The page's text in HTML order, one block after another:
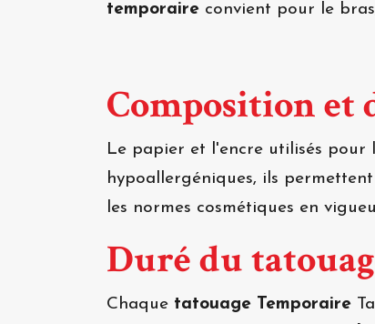
temporaire convient pour le
Composition et
Le papier et l'encre utilisés pour
hypoallergéniques, ils
les normes cosmétiques en
Duré du
Chaque tatouage Temporaire